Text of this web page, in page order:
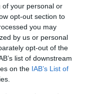
of your personal or
opt-out section to
you may
by us or personal
opt-out of the
list of downstream
on the IAB’s List of